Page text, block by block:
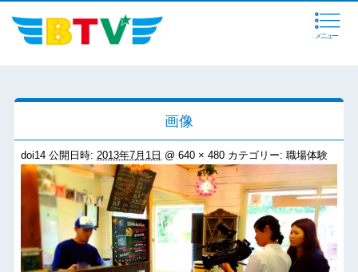
メニュー
画像
doi14公開日時: 2013年7月1日 @640 × 480 カテゴリー:職場体験